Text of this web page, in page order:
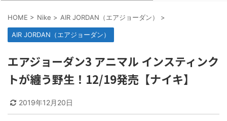
HOME > Nike > AIR JORDAN（エアジョーダン） >
AIR JORDAN（エアジョーダン）
エアジョーダン3 アニマル インスティンク
トが纏う野生！12/19発売【ナイキ】
2019年12月20日